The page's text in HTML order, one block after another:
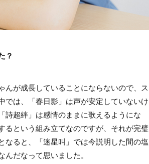
？
が成長していることにならないので、ス
では、「春日影」は声が安定していないけ
詩超絆」は感情のままに歌えるようにな
るという組み立てなのですが、それが完璧
なると、「迷星叫」では今説明した間の塩
だなって思いました。